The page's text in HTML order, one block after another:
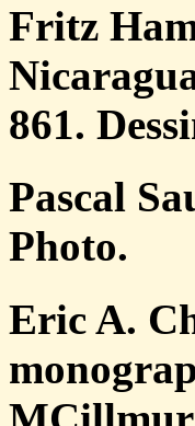
Fritz
861.
Pascal
Photo.
Eric A.